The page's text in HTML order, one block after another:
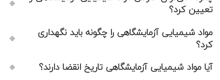
تعیین کرد؟
مواد شیمیایی آزمایشگاهی را چگونه باید نگهداری
کرد؟
آیا مواد شیمیایی آزمایشگاهی تاریخ انقضا دارند؟